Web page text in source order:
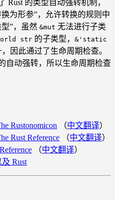
Rust 的类型自动强转机制，
为形参”，允许转换的规则中
”，虽然 &mut 无法进行子类
str 的子类型， &'static
，因此通过了生命周期检查。
自动强转，所以生命周期检查
Rustonomicon （中文翻译）
Rust Reference （中文翻译）
（中文翻译）
Rust